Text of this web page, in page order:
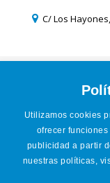
Utilizamos cookies
ofrecer
publicidad a partir
nuestras políticas,
C/ Los